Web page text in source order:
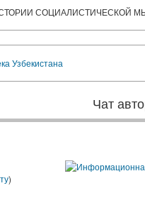
ИСТОРИИ СОЦИАЛИСТИЧЕСКОЙ
Узбекистана
Чат
)